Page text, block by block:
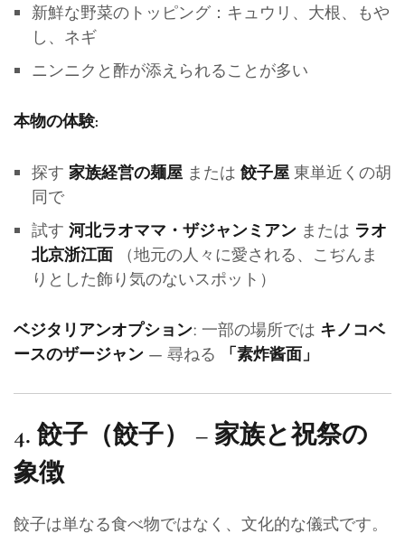
新鮮な野菜のトッピング：キュウリ、大根、もや
し、ネギ
ニンニクと酢が添えられることが多い
本物の体験:
探す 家族経営の麺屋または 餃子屋東単近くの胡
同で
試す 河北ラオママ・ザジャンミアンまたは ラオ
北京浙江面（地元の人々に愛される、こぢんま
りとした飾り気のないスポット）
ベジタリアンオプション: 一部の場所では キノコベ
ースのザージャン — 尋ねる 「素炸酱面」
4. 餃子（餃子） – 家族と祝祭の
象徴
餃子は単なる食べ物ではなく、文化的な儀式です。